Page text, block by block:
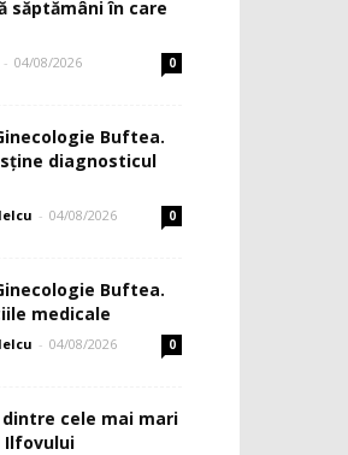
săptămâni în care
- 04/08/2026 0
Buftea.
diagnosticul
- 04/08/2026 0
Buftea.
medicale
- 04/08/2026 0
cele mai mari
Ilfovului